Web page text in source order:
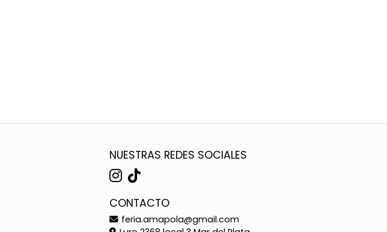
NUESTRAS REDES SOCIALES
CONTACTO
feria.amapola@gmail.com